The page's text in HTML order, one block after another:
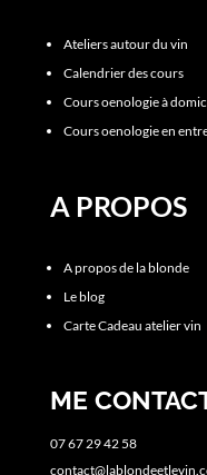
Ateliers autour du vin
Calendrier des cours
Cours oenologie à
Cours oenologie en
A PROPOS
A propos de la blonde
Le blog
Carte Cadeau atelier vin
ME
07 67 29 42 58